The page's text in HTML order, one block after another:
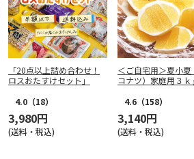
「20点以上詰め合わせ！
ロスおたすけセット」
4.0 （18）
3,980円
(送料・税込)
＜ご自宅用＞夏小夏
コナツ）家庭用３ｋ
4.6 （158）
3,140円
(送料・税込)